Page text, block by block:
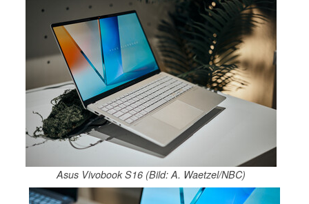
Asus Vivobook S16 (Bild: A. Waetzel/NBC)